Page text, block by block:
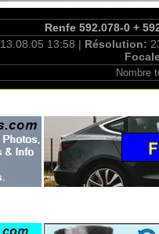
Renfe 592.078-0 +
13.08.05 13:58 | Résolution:
Nombre